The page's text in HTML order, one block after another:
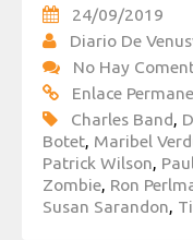
24/09/2019
Diario De
No Hay
Enlace
Charles Band,
Botet, Maribel
Patrick Wilson,
Zombie, Ron
Susan Sarandon,